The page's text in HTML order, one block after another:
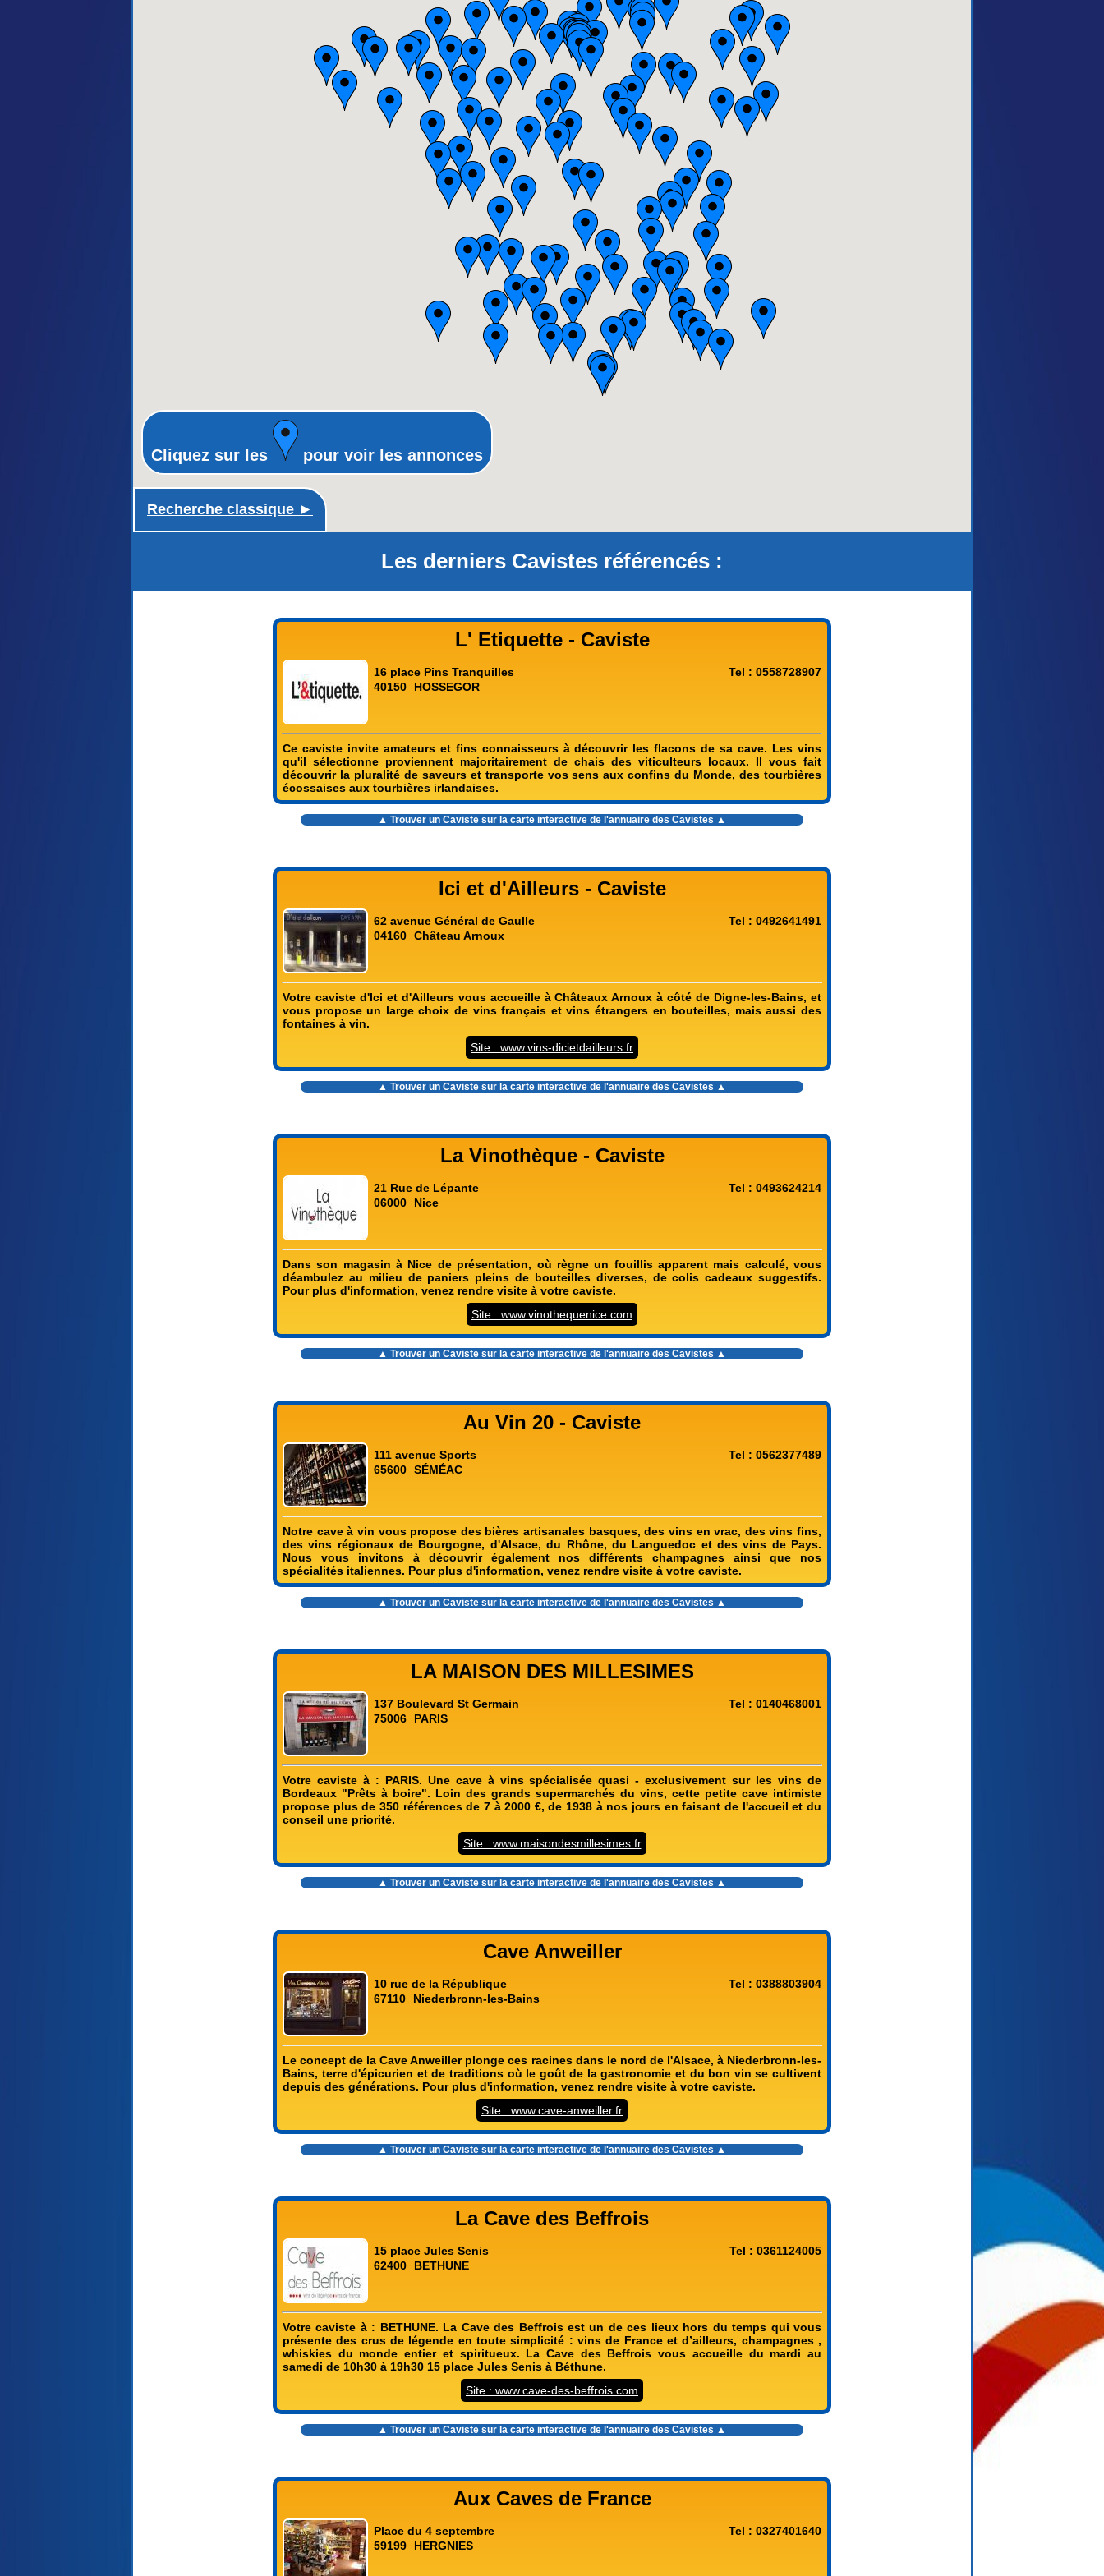
Bourgogne
Bretagne
Centre
Champagne-Ardenne
Franche-Comté
Haute-Normandie
Ile-de-France
Languedoc-Roussillon
Limousin
Lorraine
Midi-Pyrénées
Nord-Pas-de-Calais
Pays-de-la-Loire
Picardie
Poitou-Charentes
Provence-Alpes-Côte-d'Azur(paca)
Recherche classique ►
Cliquez sur les pour voir les annonces
Les derniers Cavistes référencés :
L' Etiquette - Caviste
16 place Pins Tranquilles
40150
HOSSEGOR
Tel : 0558728907
Ce caviste invite amateurs et fins connaisseurs à découvrir les flacons de sa cave. Les vins
qu'il sélectionne proviennent majoritairement de chais des viticulteurs locaux. Il vous fait
découvrir la pluralité de saveurs et transporte vos sens aux confins du Monde, des tourbières
écossaises aux tourbières irlandaises.
▲ Trouver un Caviste sur la carte interactive de l'annuaire des Cavistes ▲
Ici et d'Ailleurs - Caviste
62 avenue Général de Gaulle
04160 Château Arnoux
Tel : 0492641491
Votre caviste d'Ici et d'Ailleurs vous accueille à Châteaux Arnoux à côté de Digne-les-Bains, et
vous propose un large choix de vins français et vins étrangers en bouteilles, mais aussi des
fontaines à vin.
Site : www.vins-dicietdailleurs.fr
▲ Trouver un Caviste sur la carte interactive de l'annuaire des Cavistes ▲
La Vinothèque - Caviste
21 Rue de Lépante
06000
Nice
Tel : 0493624214
Dans son magasin à Nice de présentation, où règne un fouillis apparent mais calculé, vous
déambulez au milieu de paniers pleins de bouteilles diverses, de colis cadeaux suggestifs.
Pour plus d'information, venez rendre visite à votre caviste.
Site : www.vinothequenice.com
▲ Trouver un Caviste sur la carte interactive de l'annuaire des Cavistes ▲
Au Vin 20 - Caviste
111 avenue Sports
65600 SÉMÉAC
Tel : 0562377489
Notre cave à vin vous propose des bières artisanales basques, des vins en vrac, des vins fins,
des vins régionaux de Bourgogne, d'Alsace, du Rhône, du Languedoc et des vins de Pays.
Nous vous invitons à découvrir également nos différents champagnes ainsi que nos
spécialités italiennes. Pour plus d'information, venez rendre visite à votre caviste.
▲ Trouver un Caviste sur la carte interactive de l'annuaire des Cavistes ▲
LA MAISON DES MILLESIMES
137 Boulevard St Germain
75006
PARIS
Tel : 0140468001
Votre caviste à : PARIS. Une cave à vins spécialisée quasi - exclusivement sur les vins de
Bordeaux "Prêts à boire". Loin des grands supermarchés du vins, cette petite cave intimiste
propose plus de 350 références de 7 à 2000 €, de 1938 à nos jours en faisant de l'accueil et du
conseil une priorité.
Site : www.maisondesmillesimes.fr
▲ Trouver un Caviste sur la carte interactive de l'annuaire des Cavistes ▲
Cave Anweiller
10 rue de la République
67110
Niederbronn-les-Bains
Tel : 0388803904
Le concept de la Cave Anweiller plonge ces racines dans le nord de l'Alsace, à Niederbronn-les-
Bains, terre d'épicurien et de traditions où le goût de la gastronomie et du bon vin se cultivent
depuis des générations. Pour plus d'information, venez rendre visite à votre caviste.
Site : www.cave-anweiller.fr
▲ Trouver un Caviste sur la carte interactive de l'annuaire des Cavistes ▲
La Cave des Beffrois
15 place Jules Senis
62400
BETHUNE
Tel : 0361124005
Votre caviste à : BETHUNE. La Cave des Beffrois est un de ces lieux hors du temps qui vous
présente des crus de légende en toute simplicité : vins de France et d’ailleurs, champagnes ,
whiskies du monde entier et spiritueux. La Cave des Beffrois vous accueille du mardi au
samedi de 10h30 à 19h30 15 place Jules Senis à Béthune.
Site : www.cave-des-beffrois.com
▲ Trouver un Caviste sur la carte interactive de l'annuaire des Cavistes ▲
Aux Caves de France
Place du 4 septembre
59199
HERGNIES
Tel : 0327401640